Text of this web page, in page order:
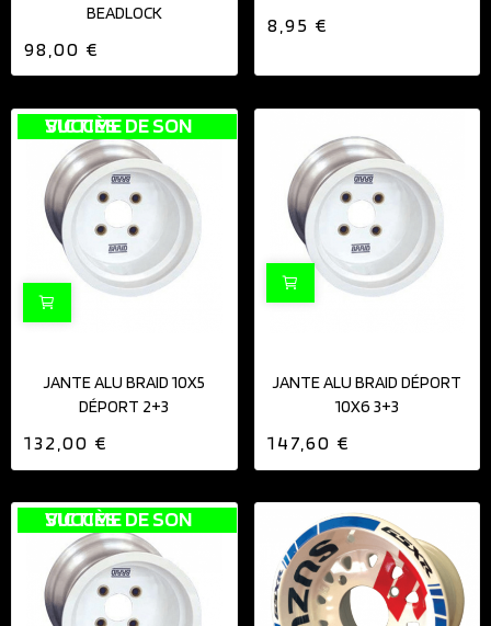
BEADLOCK
98,00 €
8,95 €
VICTIME DE SON SUCCÈS
JANTE ALU BRAID 10X5
DÉPORT 2+3
132,00 €
JANTE ALU BRAID DÉPORT
10X6 3+3
147,60 €
VICTIME DE SON SUCCÈS